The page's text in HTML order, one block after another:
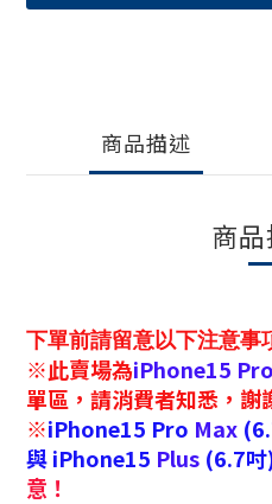
商品描述
商
下單前請留意以下注意事
※此賣場為iPhone15 Pro
單區，請消費者知悉，謝
※iPhone15 Pro Max
與iPhone15 Plus (6.7
意！